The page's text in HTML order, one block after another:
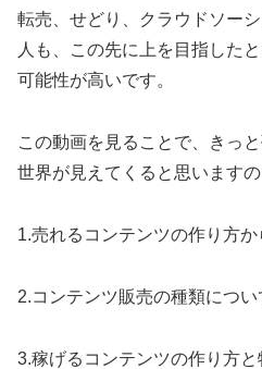
転売、せどり、クラウドソー
人も、この先に上を目指した
可能性が高いです。
この動画を見ることで、きっ
世界が見えてくると思います
1.売れるコンテンツの作り方か
2.コンテンツ販売の種類につ
3.稼げるコンテンツの作り方